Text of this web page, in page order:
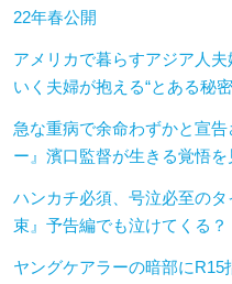
22年春公開
アメリカで暮らすアジア人
いく夫婦が抱える“とある秘密
急な重病で余命わずかと宣
ー』濱口監督が生きる覚悟
ハンカチ必須、号泣必至の
束』予告編でも泣けてくる？
ヤングケアラーの暗部にR15